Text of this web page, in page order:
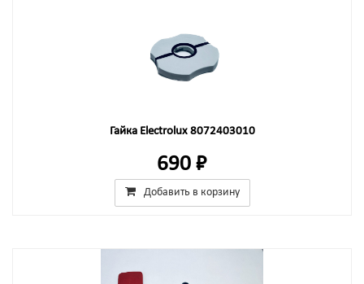
Гайка Electrolux 8072403010
690 ₽
Добавить в корзину